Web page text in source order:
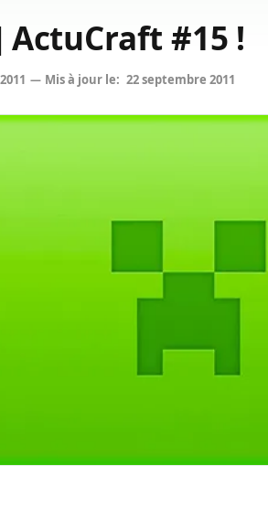
#15 !
Mis à jour le: 22 septembre 2011